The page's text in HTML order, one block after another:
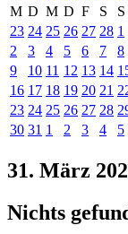
M D M D F S
S
23 24 25 26 27 28 1
2
3 4 5 6 7
8
9
10 11 12 13 14
16 17 18 19 20 21
23 24 25 26 27 28
30 31 1 2 3 4 5
31. März
Nichts